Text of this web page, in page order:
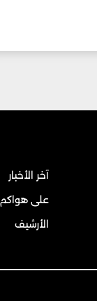
آخر الأخبار
على هواكم
الأرشيف